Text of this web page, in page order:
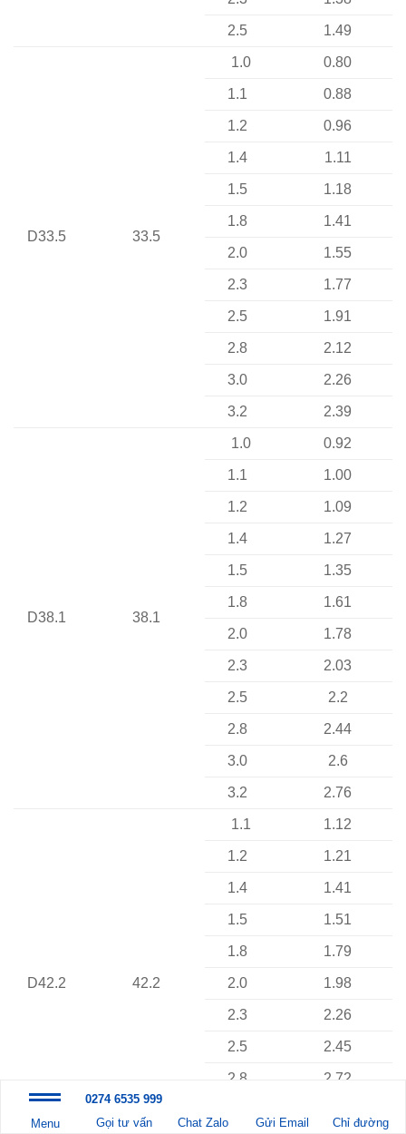
2.5 1.49
D33.5 33.5
1.0 0.80
1.1 0.88
1.2 0.96
1.4 1.11
1.5 1.18
1.8 1.41
2.0 1.55
2.3 1.77
2.5 1.91
2.8 2.12
3.0 2.26
3.2 2.39
D38.1 38.1
1.0 0.92
1.1 1.00
1.2 1.09
1.4 1.27
1.5 1.35
1.8 1.61
2.0 1.78
2.3 2.03
2.5 2.2
2.8 2.44
3.0 2.6
3.2 2.76
D42.2 42.2
1.1 1.12
1.2 1.21
1.4 1.41
1.5 1.51
1.8 1.79
2.0 1.98
2.3 2.26
2.5 2.45
2.8 2.72
Menu
0274 6535 999
Gọi tư vấn
Chat Zalo Gửi Email Chỉ đường